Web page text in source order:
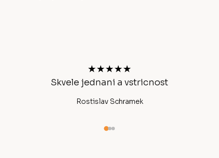
★★★★★
Skvele jednani a vstricnost
Rostislav Schramek